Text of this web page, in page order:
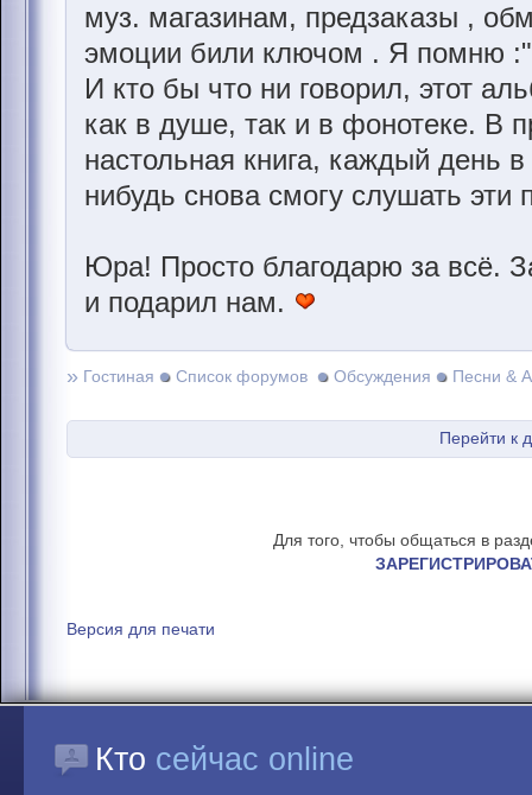
муз. магазинам, предзаказы ,
эмоции били ключом . Я помню
И кто бы что ни говорил, этот
как в душе, так и в фонотеке. В
настольная книга, каждый день
нибудь снова смогу слушать эти
Юра! Просто благодарю за всё.
и подарил нам.
» Гостиная Список форумов Обсуждения Песни &
Перейти к
Для того, чтобы общаться в
Версия для печати
Кто сейчас online